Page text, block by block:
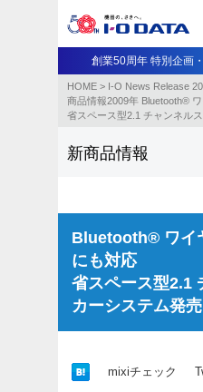
創業50周年 特別企画
HOME > I-O News Release
商品情報2009年 Bluetooth®
省スペース型2.1 チャンネル
新商品情報
Bluetooth® ワイ
にも対応
省スペース型2.1
カーシステム発売
mixiチェック